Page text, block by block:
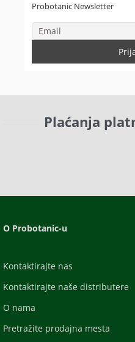
Probotanic Newsletter
Plaćanja
O Probotanic-u
Kontaktirajte nas
Kontaktirajte naše distributere
O nama
Pretražite prodajna mesta